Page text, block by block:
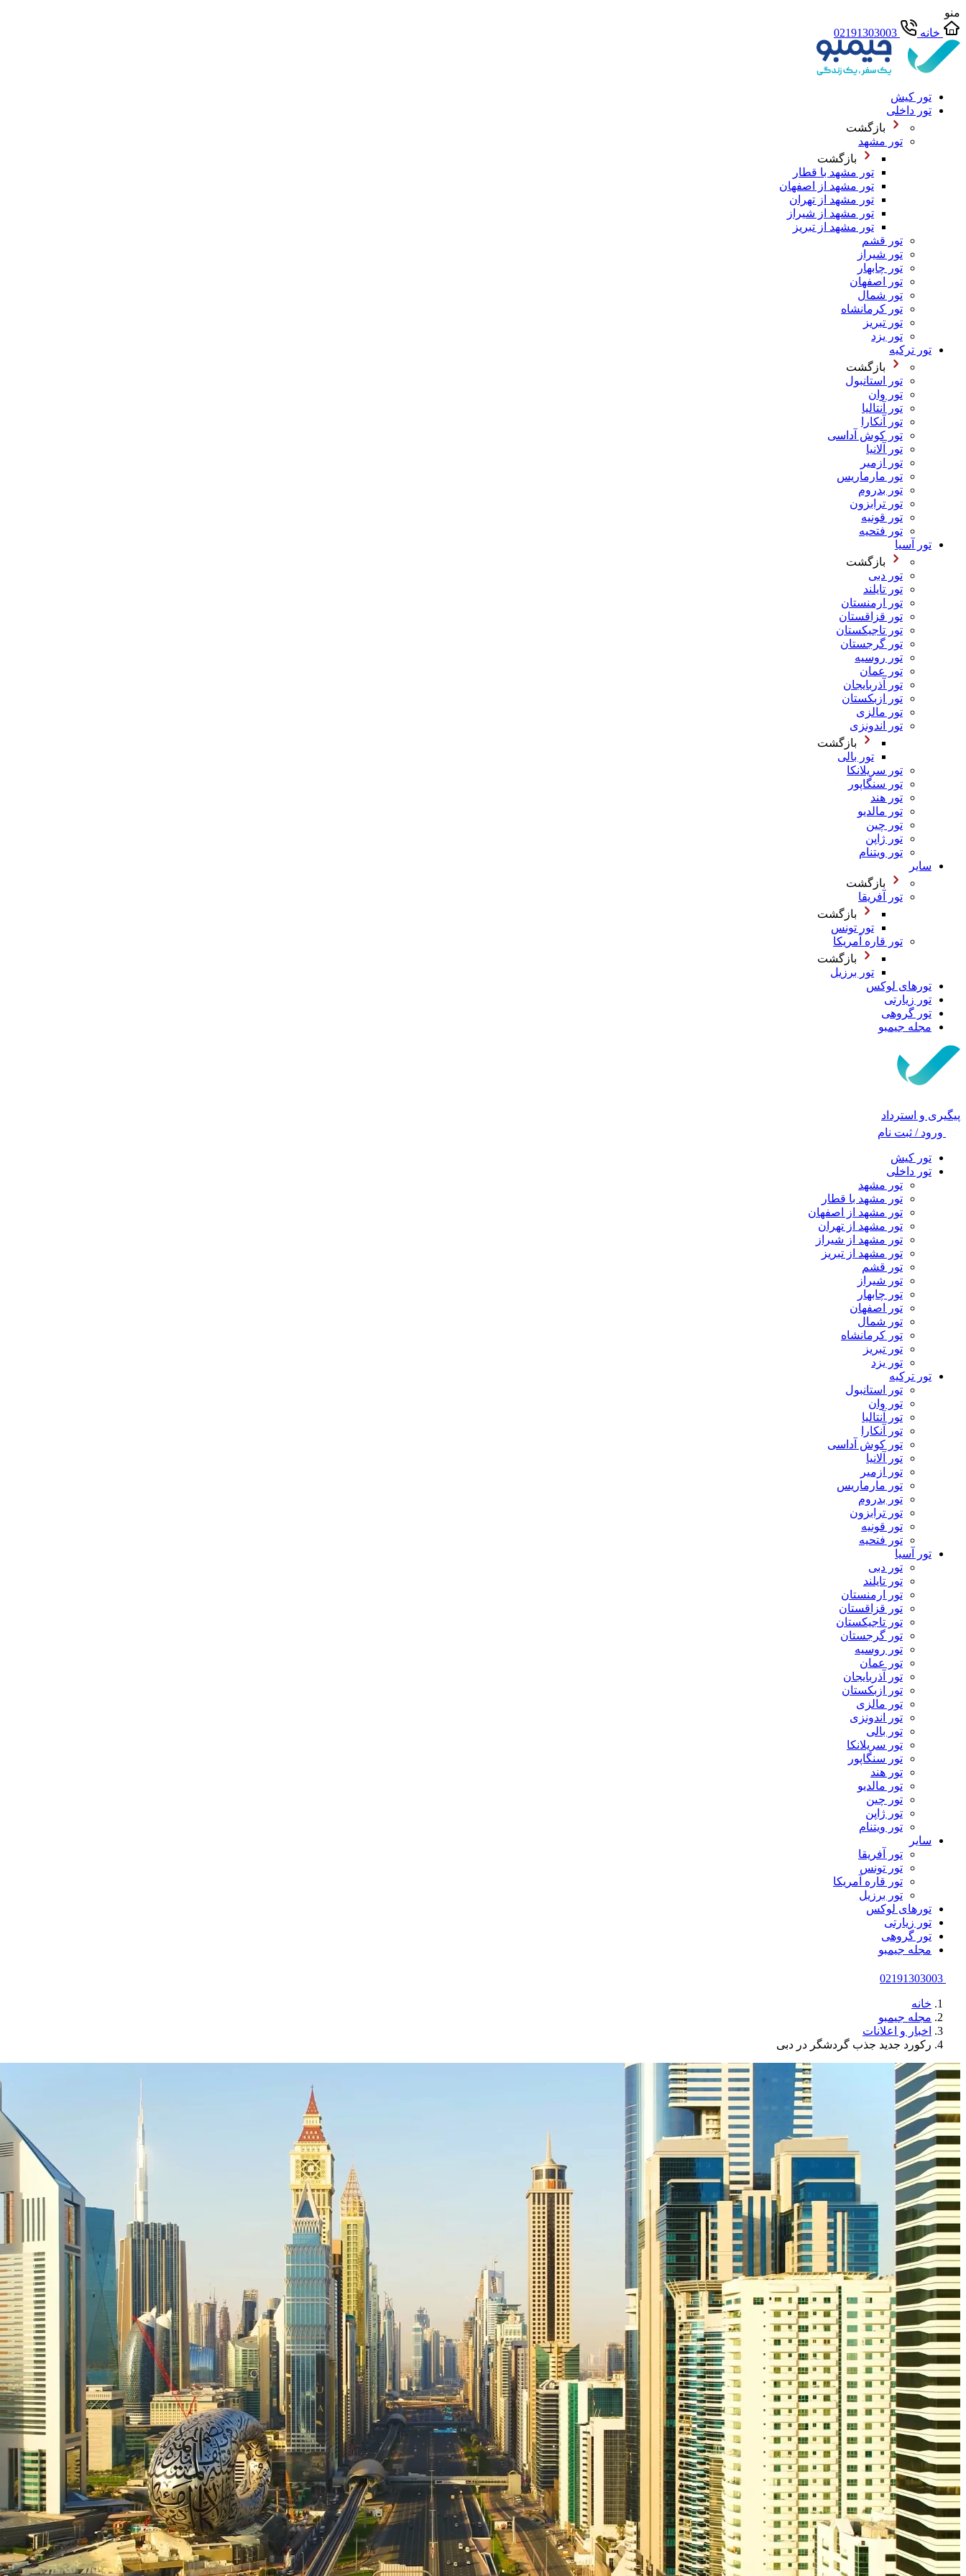
منو
خانه
02191303003
تور کیش
تور داخلی
بازگشت
تور مشهد
بازگشت
تور مشهد با قطار
تور مشهد از اصفهان
تور مشهد از تهران
تور مشهد از شیراز
تور مشهد از تبریز
تور قشم
تور شیراز
تور چابهار
تور اصفهان
تور شمال
تور کرمانشاه
تور تبریز
تور یزد
تور ترکیه
بازگشت
تور استانبول
تور وان
تور آنتالیا
تور آنکارا
تور کوش آداسی
تور آلانیا
تور ازمیر
تور مارماریس
تور بدروم
تور ترابزون
تور قونیه
تور فتحیه
تور آسیا
بازگشت
تور دبی
تور تایلند
تور ارمنستان
تور قزاقستان
تور تاجیکستان
تور گرجستان
تور روسیه
تور عمان
تور آذربایجان
تور ازبکستان
تور مالزی
تور اندونزی
بازگشت
تور بالی
تور سریلانکا
تور سنگاپور
تور هند
تور مالدیو
تور چین
تور ژاپن
تور ویتنام
سایر
بازگشت
تور آفریقا
بازگشت
تور تونس
تور قاره آمریکا
بازگشت
تور برزیل
تورهای لوکس
تور زیارتی
تور گروهی
مجله جیمبو
پیگیری و استرداد
ورود / ثبت نام
تور کیش
تور داخلی
تور مشهد
تور مشهد با قطار
تور مشهد از اصفهان
تور مشهد از تهران
تور مشهد از شیراز
تور مشهد از تبریز
تور قشم
تور شیراز
تور چابهار
تور اصفهان
تور شمال
تور کرمانشاه
تور تبریز
تور یزد
تور ترکیه
تور استانبول
تور وان
تور آنتالیا
تور آنکارا
تور کوش آداسی
تور آلانیا
تور ازمیر
تور مارماریس
تور بدروم
تور ترابزون
تور قونیه
تور فتحیه
تور آسیا
تور دبی
تور تایلند
تور ارمنستان
تور قزاقستان
تور تاجیکستان
تور گرجستان
تور روسیه
تور عمان
تور آذربایجان
تور ازبکستان
تور مالزی
تور اندونزی
تور بالی
تور سریلانکا
تور سنگاپور
تور هند
تور مالدیو
تور چین
تور ژاپن
تور ویتنام
سایر
تور آفریقا
تور تونس
تور قاره آمریکا
تور برزیل
تورهای لوکس
تور زیارتی
تور گروهی
مجله جیمبو
02191303003
خانه
مجله جیمبو
اخبار و اعلانات
رکورد جدید جذب گردشگر در دبی